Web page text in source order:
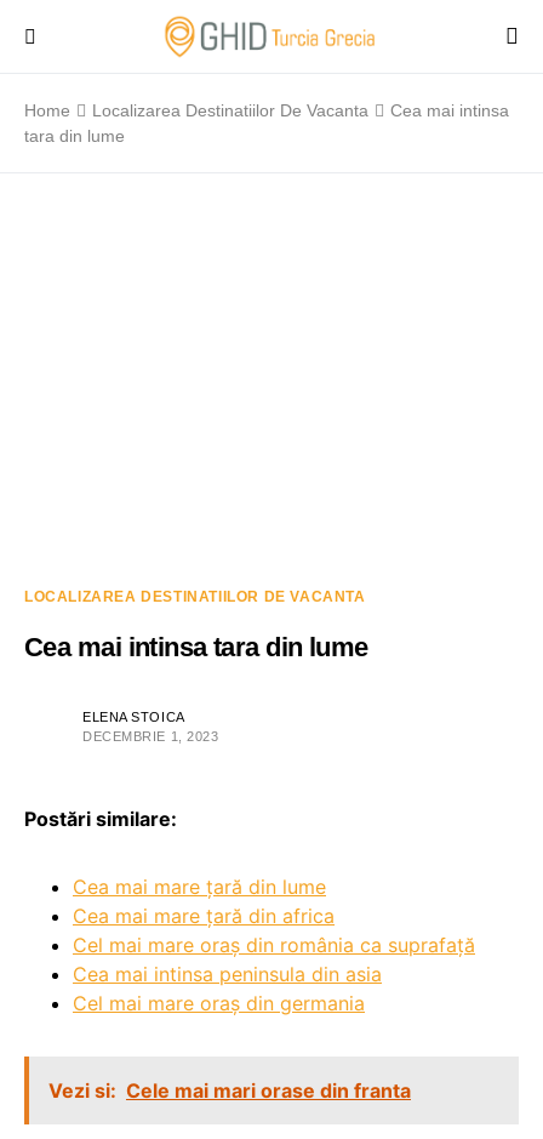
Home Localizarea Destinatiilor De Vacanta
Cea mai intinsa
tara din lume
LOCALIZAREA DESTINATIILOR DE VACANTA
Cea mai intinsa tara din lume
ELENA STOICA
DECEMBRIE 1, 2023
Postări similare:
Cea mai mare țară din lume
Cea mai mare țară din africa
Cel mai mare oraș din românia ca suprafață
Cea mai intinsa peninsula din asia
Cel mai mare oraș din germania
Vezi si: Cele mai mari orase din franta